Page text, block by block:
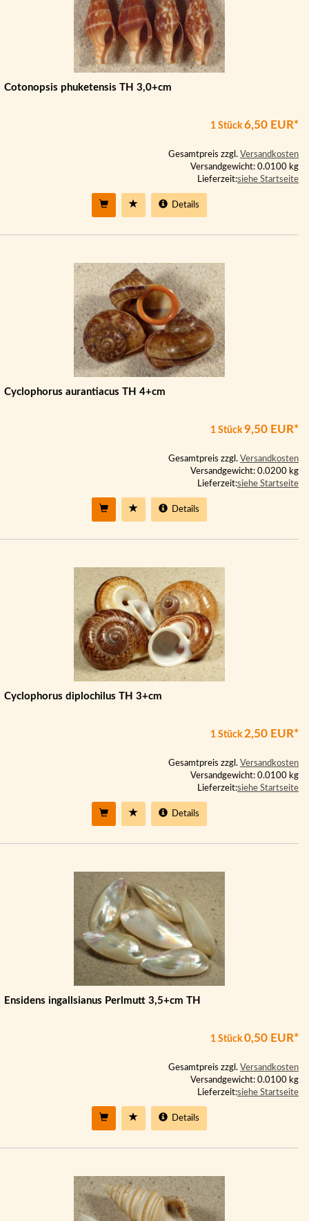
Cotonopsis phuketensis TH 3,0+cm
1 Stück 6,50 EUR*
Gesamtpreis zzgl. Versandkosten
Versandgewicht: 0.0100 kg
Lieferzeit:siehe Startseite
Details
Cyclophorus aurantiacus TH 4+cm
1 Stück 9,50 EUR*
Gesamtpreis zzgl. Versandkosten
Versandgewicht: 0.0200 kg
Lieferzeit:siehe Startseite
Details
Cyclophorus diplochilus TH 3+cm
1 Stück 2,50 EUR*
Gesamtpreis zzgl. Versandkosten
Versandgewicht: 0.0100 kg
Lieferzeit:siehe Startseite
Details
Ensidens ingallsianus Perlmutt 3,5+cm TH
1 Stück 0,50 EUR*
Gesamtpreis zzgl. Versandkosten
Versandgewicht: 0.0100 kg
Lieferzeit:siehe Startseite
Details